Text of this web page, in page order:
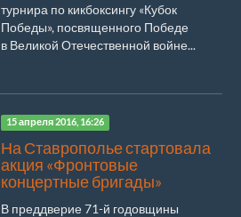
турнира по кикбоксингу «Кубок
Победы», посвященного Победе
в Великой Отечественной войне...
15 апреля 2016, 16:26
На Ставрополье стартовала
акция «Фронтовые
концертные бригады»
В преддверие 71-й годовщины